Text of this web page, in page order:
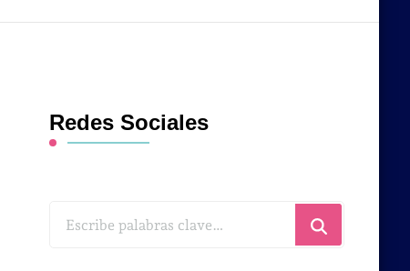
Redes Sociales
¿Buscas